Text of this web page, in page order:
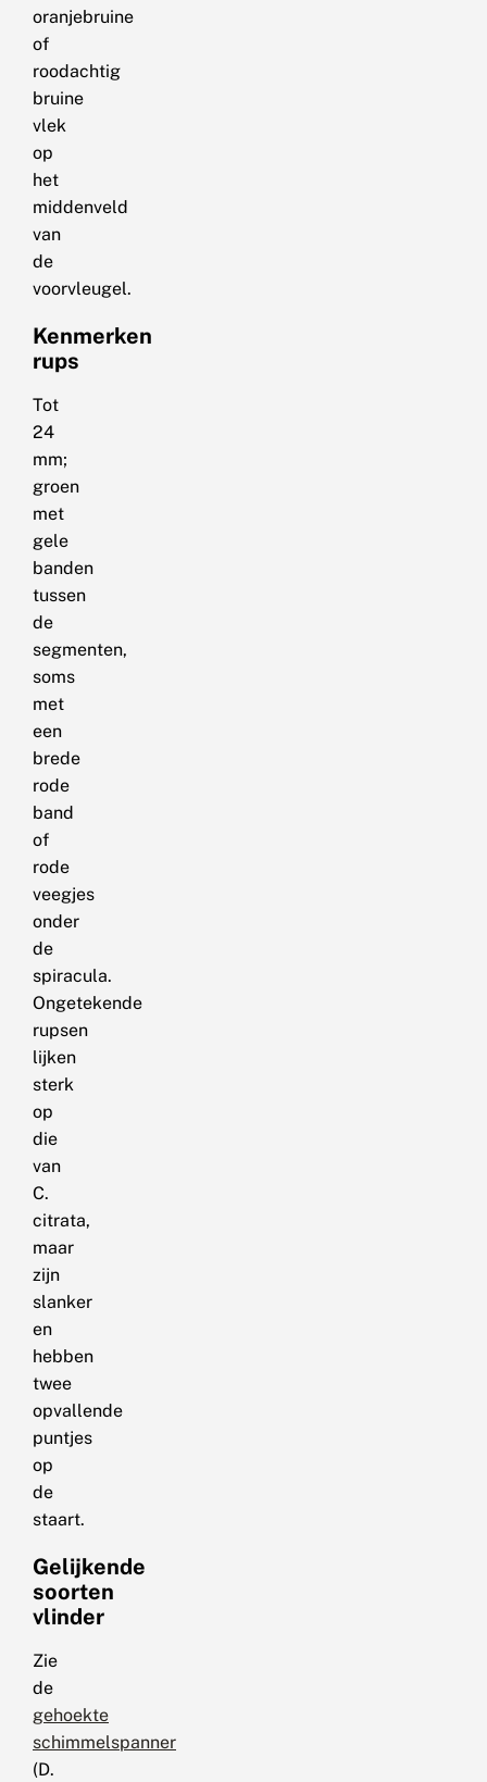
oranjebruine
of
roodachtig
bruine
vlek
op
het
middenveld
van
de
voorvleugel.
Kenmerken
rups
Tot
24
mm;
groen
met
gele
banden
tussen
de
segmenten,
soms
met
een
brede
rode
band
of
rode
veegjes
onder
de
spiracula.
Ongetekende
rupsen
lijken
sterk
op
die
van
C.
citrata,
maar
zijn
slanker
en
hebben
twee
opvallende
puntjes
op
de
staart.
Gelijkende
soorten
vlinder
Zie
de
gehoekte
schimmelspanner
(D.